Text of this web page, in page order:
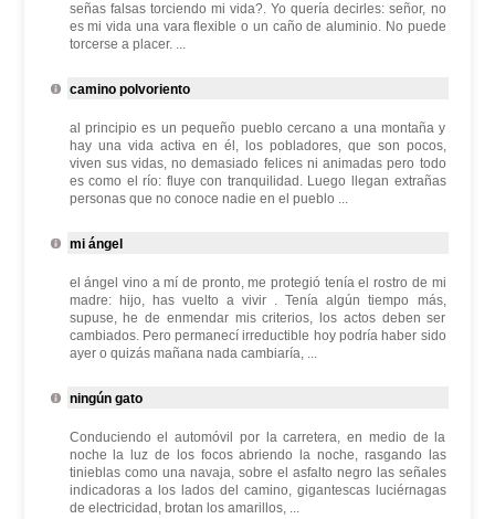
señas falsas torciendo mi vida?. Yo quería decirles: señor, no
es mi vida una vara flexible o un caño de aluminio. No puede
torcerse a placer. ...
camino polvoriento
al principio es un pequeño pueblo cercano a una montaña y
hay una vida activa en él, los pobladores, que son pocos,
viven sus vidas, no demasiado felices ni animadas pero todo
es como el río: fluye con tranquilidad. Luego llegan extrañas
personas que no conoce nadie en el pueblo ...
mi ángel
el ángel vino a mí de pronto, me protegió tenía el rostro de mi
madre: hijo, has vuelto a vivir . Tenía algún tiempo más,
supuse, he de enmendar mis criterios, los actos deben ser
cambiados. Pero permanecí irreductible hoy podría haber sido
ayer o quizás mañana nada cambiaría, ...
ningún gato
Conduciendo el automóvil por la carretera, en medio de la
noche la luz de los focos abriendo la noche, rasgando las
tinieblas como una navaja, sobre el asfalto negro las señales
indicadoras a los lados del camino, gigantescas luciérnagas
de electricidad, brotan los amarillos, ...